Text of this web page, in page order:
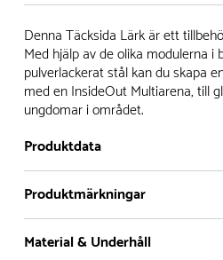
Normalt sätt tillverkar vi alla
Detta gör vi för att garantera att
som legat på en hylla under
livslängden på produkten.
Däremot har vi många produkter
levereras i stort sett omgående,
gungor, mål, basket, bordtennis,
klätternät, studsmattor,
Normalt sätt är leveranstiden på
Denna Täcksida Lärk är ett
Med hjälp av de olika modulerna i
pulverlackerat stål kan du skapa
med en InsideOut Multiarena, till
ungdomar i området.
Produktdata
Träbehandling
Linolja
Produktmärkningar
Material & Underhåll